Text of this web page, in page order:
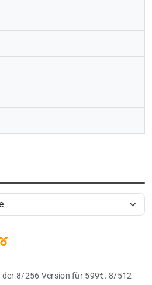
der 8/256 Version für 599€. 8/512